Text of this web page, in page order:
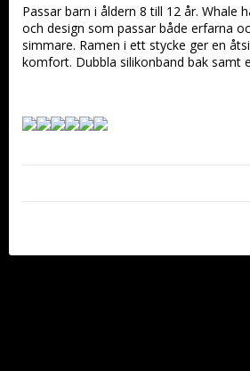
Passar barn i åldern 8 till 12 år. Whale
och design som passar både erfarna
simmare. Ramen i ett stycke ger en
komfort. Dubbla silikonband bak samt